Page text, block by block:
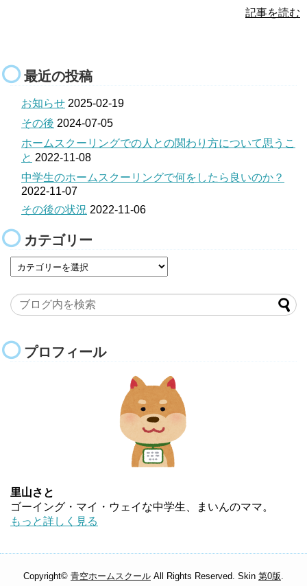
記事を読む
最近の投稿
お知らせ 2025-02-19
その後 2024-07-05
ホームスクーリングでの人との関わり方について思うこ
と 2022-11-08
中学生のホームスクーリングで何をしたら良いのか？
2022-11-07
その後の状況 2022-11-06
カテゴリー
プロフィール
里山さと
ゴーイング・マイ・ウェイな中学生、まいんのママ。
もっと詳しく見る
Copyright© 青空ホームスクール All Rights Reserved. Skin 第0版.